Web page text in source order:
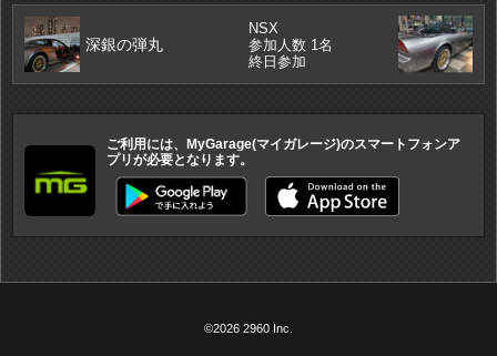
深銀の弾丸
NSX
参加人数 1名
終日参加
ご利用には、MyGarage(マイガレージ)のスマートフォンア
プリが必要となります。
©2026 2960 Inc.